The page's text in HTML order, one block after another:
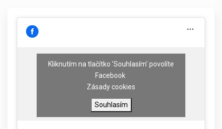
Kliknutím na tlačítko 'Souhlasím' povolíte
Facebook
Zásady cookies
Souhlasím